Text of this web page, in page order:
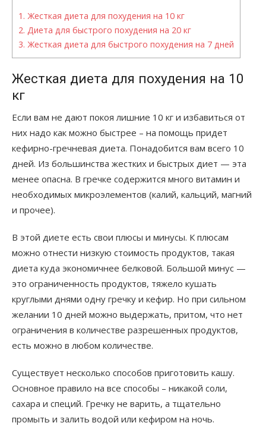
1. Жесткая диета для похудения на 10 кг
2. Диета для быстрого похудения на 20 кг
3. Жесткая диета для быстрого похудения на 7 дней
Жесткая диета для похудения на 10
кг
Если вам не дают покоя лишние 10 кг и избавиться от
них надо как можно быстрее – на помощь придет
кефирно-гречневая диета. Понадобится вам всего 10
дней. Из большинства жестких и быстрых диет — эта
менее опасна. В гречке содержится много витамин и
необходимых микроэлементов (калий, кальций, магний
и прочее).
В этой диете есть свои плюсы и минусы. К плюсам
можно отнести низкую стоимость продуктов, такая
диета куда экономичнее белковой. Большой минус —
это ограниченность продуктов, тяжело кушать
круглыми днями одну гречку и кефир. Но при сильном
желании 10 дней можно выдержать, притом, что нет
ограничения в количестве разрешенных продуктов,
есть можно в любом количестве.
Существует несколько способов приготовить кашу.
Основное правило на все способы – никакой соли,
сахара и специй. Гречку не варить, а тщательно
промыть и залить водой или кефиром на ночь.